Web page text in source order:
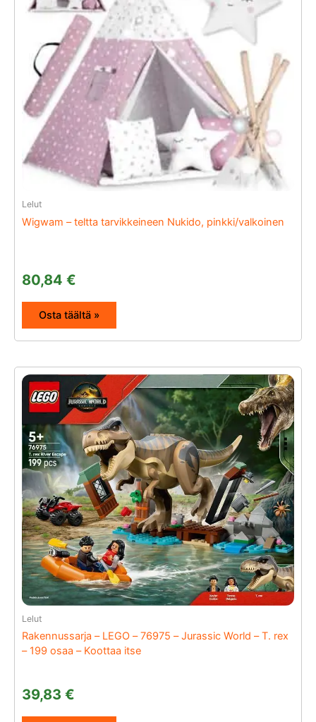
Lelut
Wigwam – teltta tarvikkeineen Nukido, pinkki/valkoinen
80,84 €
Osta täältä »
Lelut
Rakennussarja – LEGO – 76975 – Jurassic World – T. rex
– 199 osaa – Koottaa itse
39,83 €